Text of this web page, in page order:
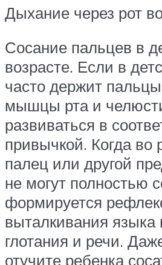
Дыхание через рот
Сосание пальцев в
возрасте. Если в
часто держит
мышцы рта и
развиваться в
привычкой. Когда во
палец или другой
не могут полностью
формируется
выталкивания языка
глотания и речи.
отучите ребенка